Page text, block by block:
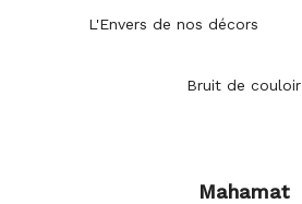
L'Envers de nos décors
Bruit de couloir
Mahamat